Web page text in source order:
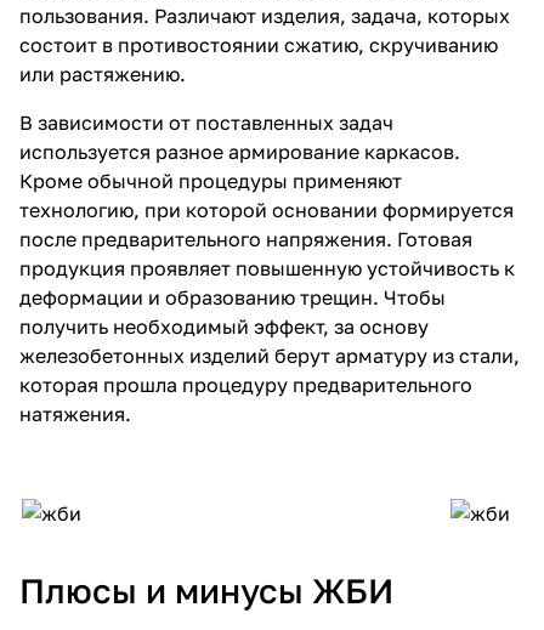
пользования. Различают изделия, задача, которых
состоит в противостоянии сжатию, скручиванию
или растяжению.
В зависимости от поставленных задач
используется разное армирование каркасов.
Кроме обычной процедуры применяют
технологию, при которой основании формируется
после предварительного напряжения. Готовая
продукция проявляет повышенную устойчивость к
деформации и образованию трещин. Чтобы
получить необходимый эффект, за основу
железобетонных изделий берут арматуру из стали,
которая прошла процедуру предварительного
натяжения.
Плюсы и минусы ЖБИ